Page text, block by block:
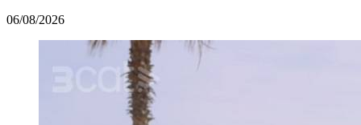
06/08/2026